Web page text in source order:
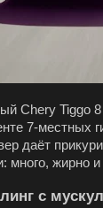
Chery Tiggo
7-местных
даёт
много, жирно
с